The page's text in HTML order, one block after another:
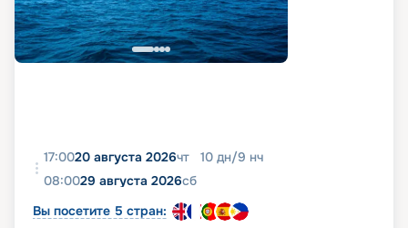
17:0020 августа 2026чт 10 дн/9 нч
08:0029 августа 2026сб
Вы посетите 5 стран: